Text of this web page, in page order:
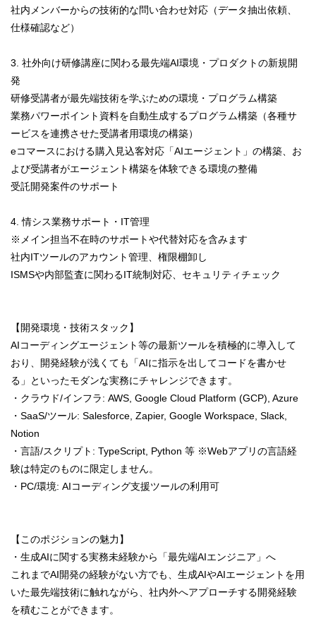
社内メンバーからの技術的な問い合わせ対応（データ抽出依頼、
仕様確認など）
3. 社外向け研修講座に関わる最先端AI環境・プロダクトの新規開
発
研修受講者が最先端技術を学ぶための環境・プログラム構築
業務パワーポイント資料を自動生成するプログラム構築（各種サ
ービスを連携させた受講者用環境の構築）
eコマースにおける購入見込客対応「AIエージェント」の構築、お
よび受講者がエージェント構築を体験できる環境の整備
受託開発案件のサポート
4. 情シス業務サポート・IT管理
※メイン担当不在時のサポートや代替対応を含みます
社内ITツールのアカウント管理、権限棚卸し
ISMSや内部監査に関わるIT統制対応、セキュリティチェック
【開発環境・技術スタック】
AIコーディングエージェント等の最新ツールを積極的に導入して
おり、開発経験が浅くても「AIに指示を出してコードを書かせ
る」といったモダンな実務にチャレンジできます。
・クラウド/インフラ: AWS, Google Cloud Platform (GCP), Azure
・SaaS/ツール: Salesforce, Zapier, Google Workspace, Slack,
Notion
・言語/スクリプト: TypeScript, Python 等 ※Webアプリの言語経
験は特定のものに限定しません。
・PC/環境: AIコーディング支援ツールの利用可
【このポジションの魅力】
・生成AIに関する実務未経験から「最先端AIエンジニア」へ
これまでAI開発の経験がない方でも、生成AIやAIエージェントを用
いた最先端技術に触れながら、社内外へアプローチする開発経験
を積むことができます。